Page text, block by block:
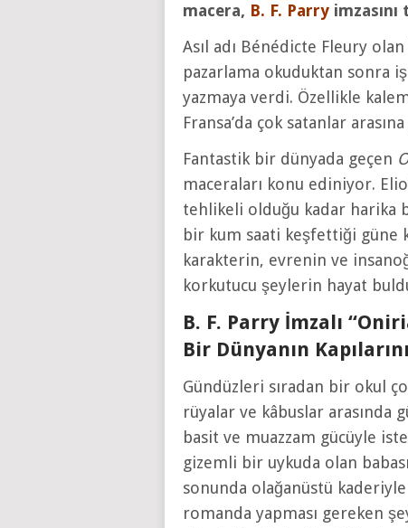
macera, B. F. Parry imzasını
Asıl adı Bénédicte Fleury
pazarlama okuduktan sonra
yazmaya verdi. Özellikle
Fransa’da çok satanlar
Fantastik bir dünyada geçen
maceraları konu ediniyor.
tehlikeli olduğu kadar harika
bir kum saati keşfettiği güne
karakterin, evrenin ve
korkutucu şeylerin hayat
B. F. Parry İmzalı
Bir Dünyanın
Gündüzleri sıradan bir okul
rüyalar ve kâbuslar arasında
basit ve muazzam gücüyle
gizemli bir uykuda olan
sonunda olağanüstü
romanda yapması gereken